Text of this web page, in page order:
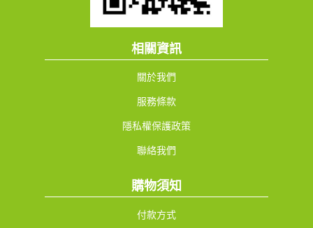
相關資訊
關於我們
服務條款
隱私權保護政策
聯絡我們
購物須知
付款方式